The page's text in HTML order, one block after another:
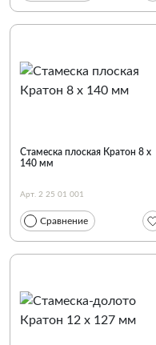
Стамеска плоская Кратон 8 х
140 мм
Арт. 2 25 01 001
Сравнение